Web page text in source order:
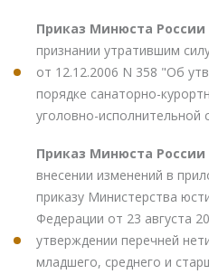
Приказ Минюста России
признании утратившим
от 12.12.2006 N 358 "Об
порядке санаторно-
уголовно-исполнительной
Приказ Минюста России
внесении изменений в
приказу Министерства
Федерации от 23 августа
утверждении перечней
младшего, среднего и